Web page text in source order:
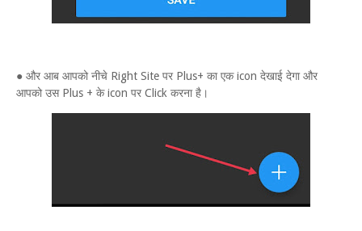
● और आब आपको नीचे Right Site पर Plus+ का एक icon देखाई देगा और
आपको उस Plus + के icon पर Click करना है।